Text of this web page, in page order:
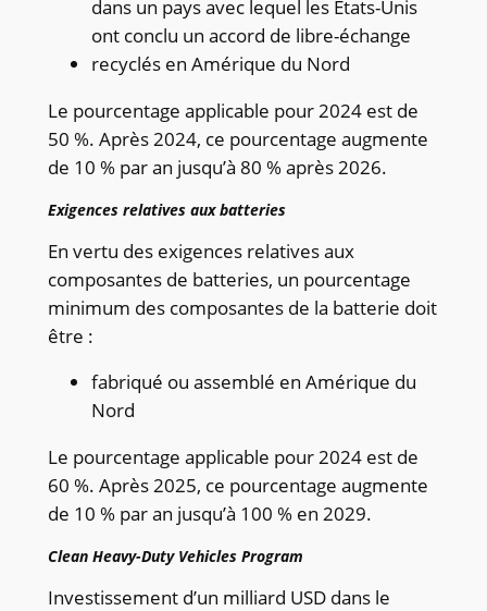
dans un pays avec lequel les États-Unis
ont conclu un accord de libre-échange
recyclés en Amérique du Nord
Le pourcentage applicable pour 2024 est de
50 %. Après 2024, ce pourcentage augmente
de 10 % par an jusqu’à 80 % après 2026.
Exigences relatives aux batteries
En vertu des exigences relatives aux
composantes de batteries, un pourcentage
minimum des composantes de la batterie doit
être :
fabriqué ou assemblé en Amérique du
Nord
Le pourcentage applicable pour 2024 est de
60 %. Après 2025, ce pourcentage augmente
de 10 % par an jusqu’à 100 % en 2029.
Clean Heavy-Duty Vehicles Program
Investissement d’un milliard USD dans le